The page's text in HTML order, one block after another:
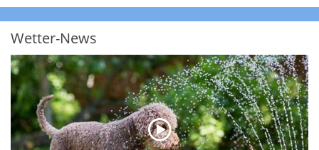
auftreten. Extreme bzw. unwetterartige Niederschlagsereignisse mit
über 150 l/m² pro Stunde an. Solche
Neben der Niederschlagsintensität kann auch die Zuggeschwindigkeit der
Niederschlagsgebiete und damit die Niederschlagsdauer abgeschätzt
werden. Neben der 5-minütigen Radaraufzeichnung gibt es eine
Niederschlagsprognosefür die nächsten 2 Stunden. So sehen Sie genau,
wann und wo in Deutschland mit Regen oder Schneefall zu rechnen ist bzw.
kennen zu jeder Zeit den genauen Verlauf einer Niederschlagsfront.
Wetter-News